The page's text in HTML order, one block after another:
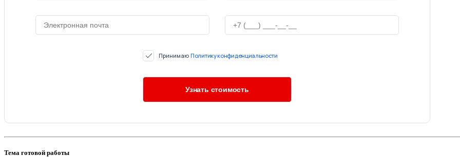
Принимаю Политику конфиденциальности
Тема готовой работы